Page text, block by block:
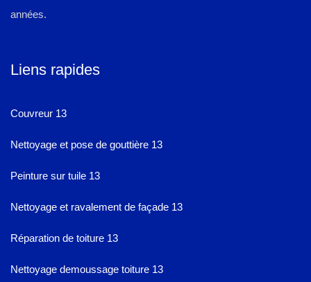
années.
Liens rapides
Couvreur 13
Nettoyage et pose de gouttière 13
Peinture sur tuile 13
Nettoyage et ravalement de façade 13
Réparation de toiture 13
Nettoyage demoussage toiture 13